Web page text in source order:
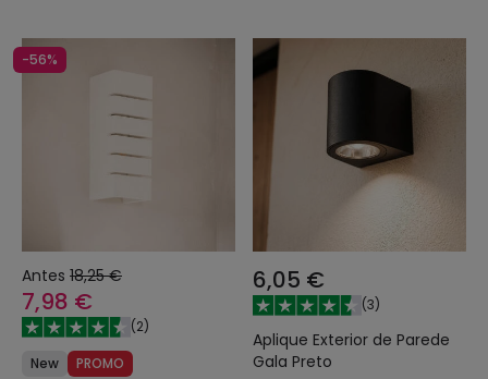
-56%
Antes 18,25 €
7,98 €
(2)
New
PROMO
6,05 €
(3)
Aplique Exterior de Parede
Gala Preto